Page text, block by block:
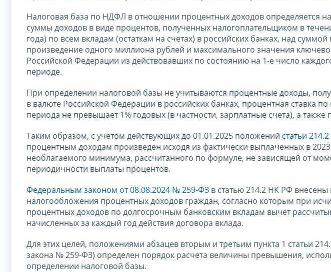
Налоговая база по НДФЛ в отношении процентных доходов определяется
суммы доходов в виде процентов, полученных налогоплательщиком в
года) по всем вкладам (остаткам на счетах) в российских банках, над
произведение одного миллиона рублей и максимального значения
Российской Федерации из действовавших по состоянию на 1-е число
периоде.
При определении налоговой базы не учитываются процентные доходы,
в валюте Российской Федерации в российских банках, процентная ставка
периода не превышает 1% годовых (в частности, зарплатные счета), а также
Таким образом, с учетом действующих до 01.01.2025 положений статьи
процентным доходам произведен исходя из фактически выплаченных в
необлагаемого минимума, рассчитанного по формуле, не зависящей от
периодичности выплаты процентов.
Федеральным законом от 08.08.2024 № 259-ФЗ в статью 214.2 НК РФ
налогообложения процентных доходов граждан, согласно которым при
процентных доходов по долгосрочным банковским вкладам вычет
начисленных за каждый год действия договора вклада.
Для этих целей, положениями абзацев вторым и третьим пункта 1 статьи
закона № 259-ФЗ) определен порядок расчета величины превышения,
определении налоговой базы.